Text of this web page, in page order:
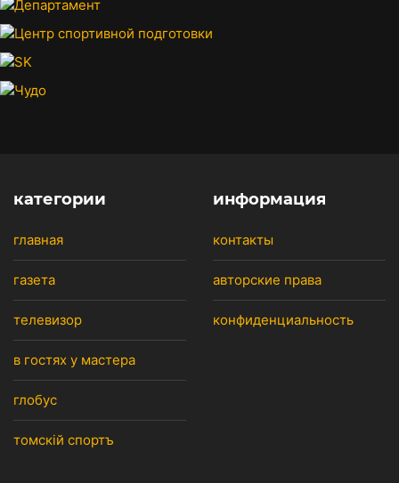
категории
главная
газета
телевизор
в гостях у мастера
глобус
томскiй спортъ
информация
контакты
авторские права
конфиденциальность